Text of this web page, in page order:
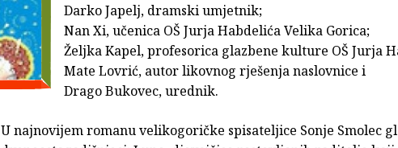
Darko Japelj, dramski umjetnik;
Nan Xi, učenica OŠ Jurja Habdelića Velika Gorica;
Željka Kapel, profesorica glazbene kulture OŠ Jurja
Mate Lovrić, autor likovnog rješenja naslovnice i
Drago Bukovec, urednik.
U najnovijem romanu velikogoričke spisateljice Sonje Smolec